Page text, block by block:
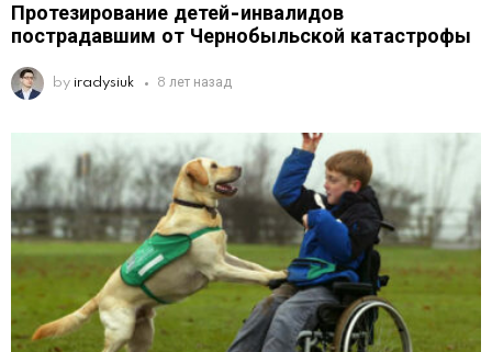
Протезирование детей-инвалидов
пострадавшим от Чернобыльской катастрофы
by iradysiuk 8 лет назад